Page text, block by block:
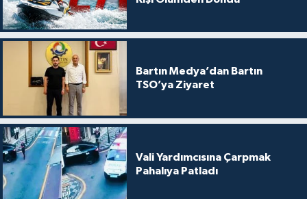
Bartın Medya’dan Bartın
TSO’ya Ziyaret
Vali Yardımcısına Çarpmak
Pahalıya Patladı